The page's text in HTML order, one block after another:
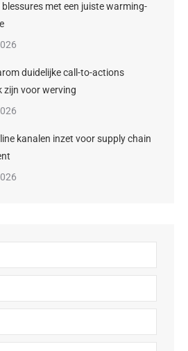
met een juiste warming-
duidelijke call-to-actions
zijn voor werving
kanalen inzet voor supply chain